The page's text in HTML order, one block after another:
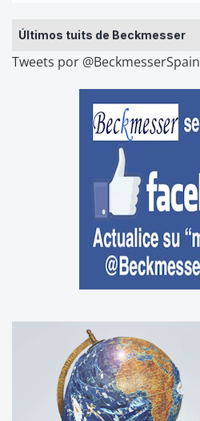
Últimos tuits de Beckmesser
Tweets por @BeckmesserSpain